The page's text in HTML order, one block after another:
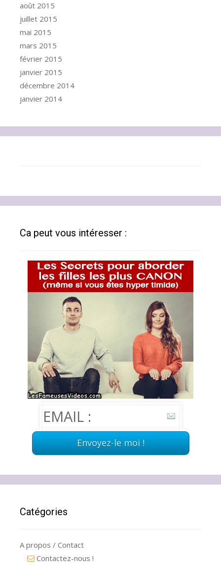
août 2015
juillet 2015
mai 2015
mars 2015
février 2015
janvier 2015
décembre 2014
janvier 2014
Ca peut vous intéresser :
Catégories
A propos / Contact
Contactez-nous !